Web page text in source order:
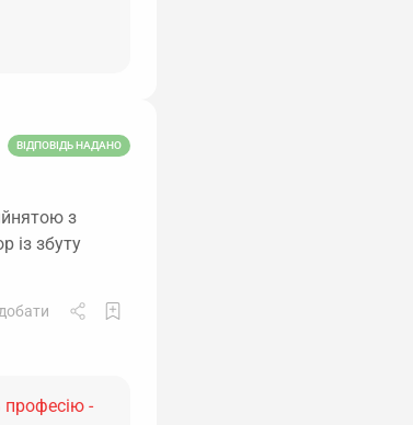
ВІДПОВІДЬ НАДАНО
з
із збуту
професію -